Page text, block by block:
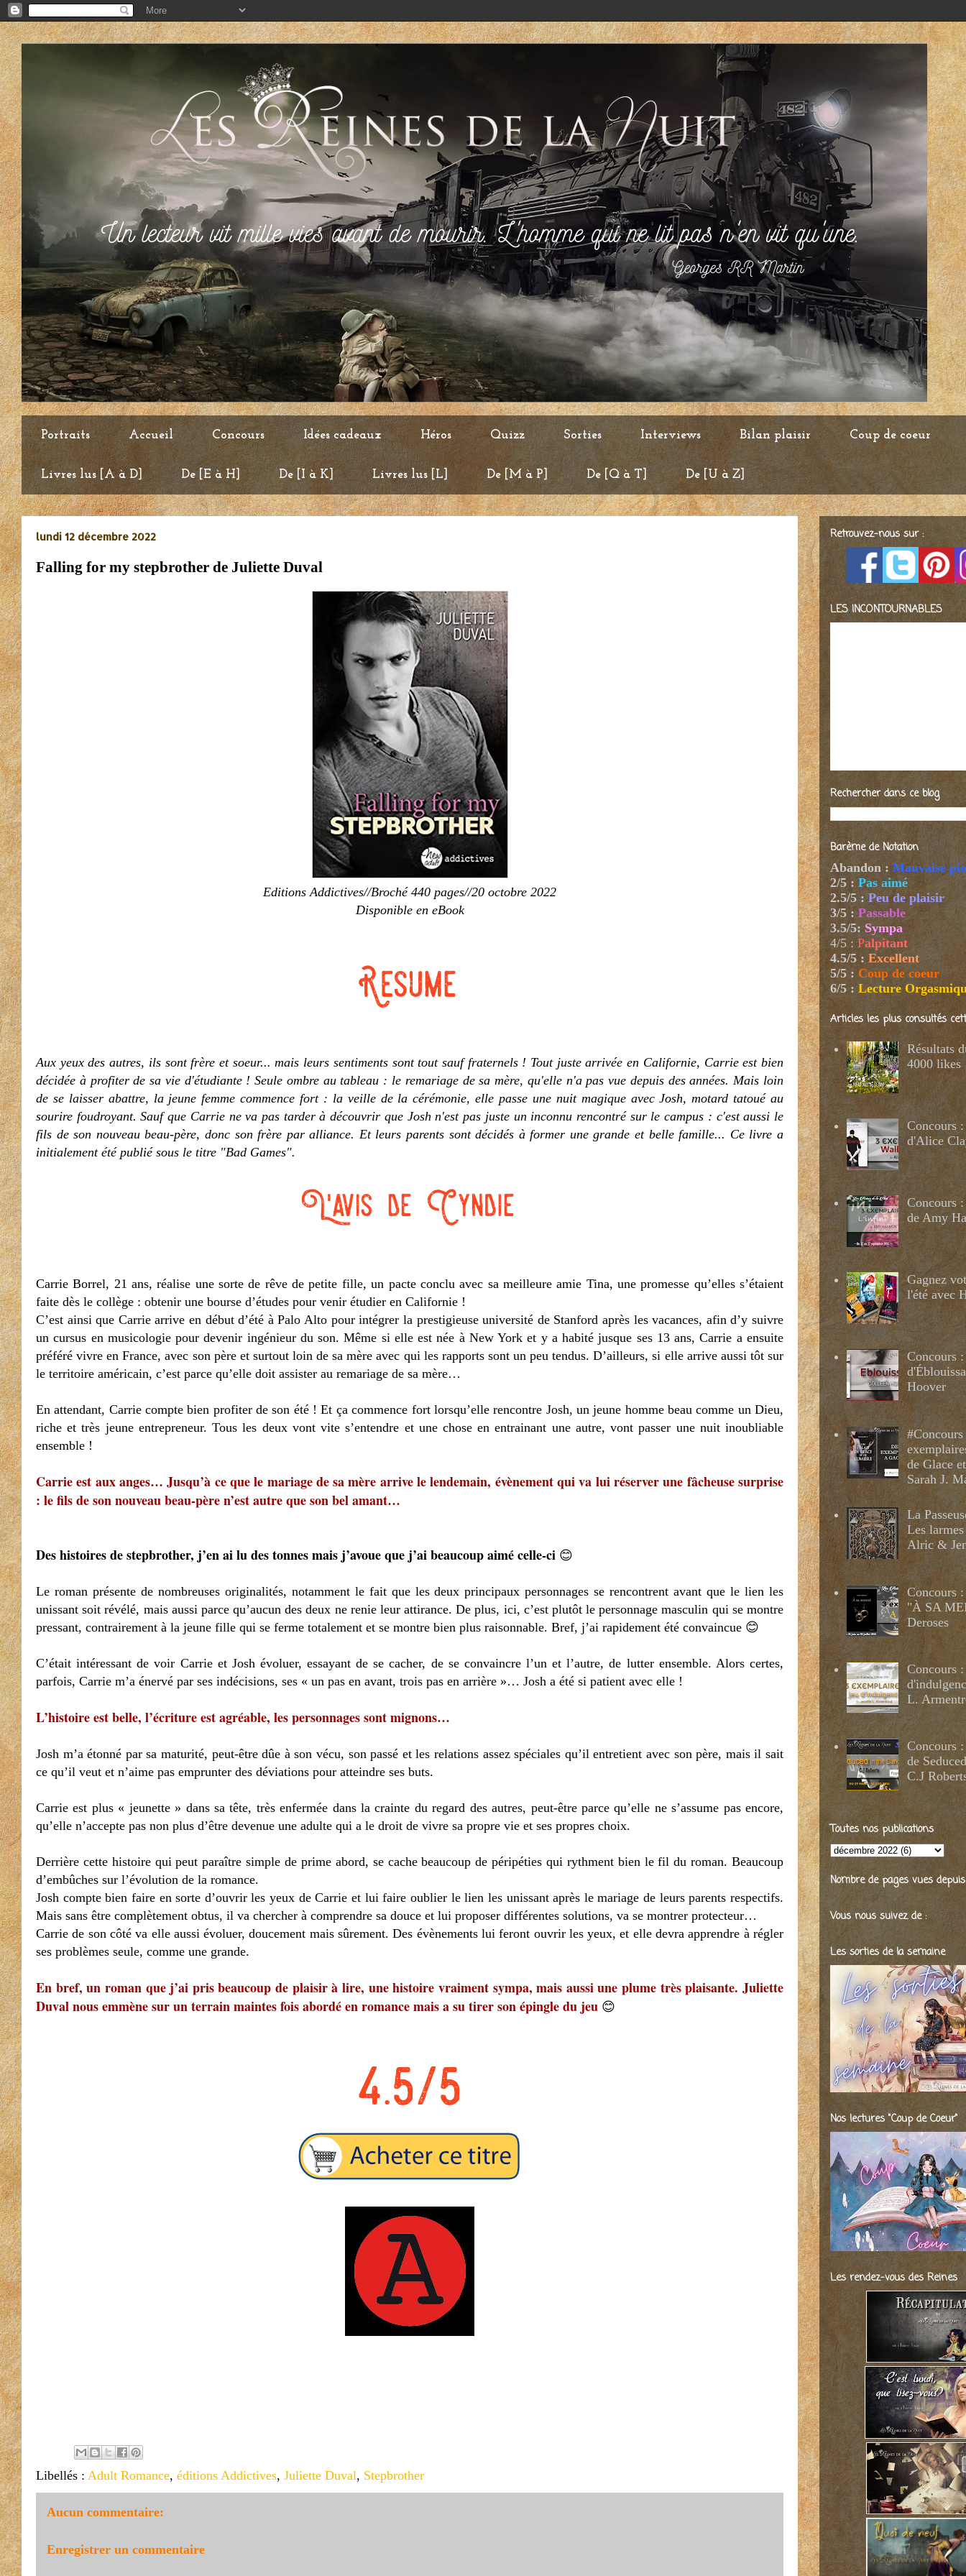
Portraits Accueil Concours Idées cadeaux Héros Quizz Sorties Interviews Bilan plaisir Coup de coeur
Livres lus [A à D] De [E à H] De [I à K] Livres lus [L] De [M à P] De [Q à T] De [U à Z]
lundi 12 décembre 2022
Falling for my stepbrother de Juliette Duval
Editions Addictives//Broché 440 pages//20 octobre 2022
Disponible en eBook
Aux yeux des autres, ils sont frère et soeur... mais leurs sentiments sont tout sauf fraternels ! Tout juste arrivée en Californie, Carrie est bien
décidée à profiter de sa vie d'étudiante ! Seule ombre au tableau : le remariage de sa mère, qu'elle n'a pas vue depuis des années. Mais loin
de se laisser abattre, la jeune femme commence fort : la veille de la cérémonie, elle passe une nuit magique avec Josh, motard tatoué au
sourire foudroyant. Sauf que Carrie ne va pas tarder à découvrir que Josh n'est pas juste un inconnu rencontré sur le campus : c'est aussi le
fils de son nouveau beau-père, donc son frère par alliance. Et leurs parents sont décidés à former une grande et belle famille... Ce livre a
initialement été publié sous le titre "Bad Games".
Carrie Borrel, 21 ans, réalise une sorte de rêve de petite fille, un pacte conclu avec sa meilleure amie Tina, une promesse qu’elles s’étaient
faite dès le collège : obtenir une bourse d’études pour venir étudier en Californie !
C’est ainsi que Carrie arrive en début d’été à Palo Alto pour intégrer la prestigieuse université de Stanford après les vacances, afin d’y suivre
un cursus en musicologie pour devenir ingénieur du son. Même si elle est née à New York et y a habité jusque ses 13 ans, Carrie a ensuite
préféré vivre en France, avec son père et surtout loin de sa mère avec qui les rapports sont un peu tendus. D’ailleurs, si elle arrive aussi tôt sur
le territoire américain, c’est parce qu’elle doit assister au remariage de sa mère…
En attendant, Carrie compte bien profiter de son été ! Et ça commence fort lorsqu’elle rencontre Josh, un jeune homme beau comme un Dieu,
riche et très jeune entrepreneur. Tous les deux vont vite s’entendre et une chose en entrainant une autre, vont passer une nuit inoubliable
ensemble !
Carrie est aux anges… Jusqu’à ce que le mariage de sa mère arrive le lendemain, évènement qui va lui réserver une fâcheuse surprise
: le fils de son nouveau beau-père n’est autre que son bel amant…
Des histoires de stepbrother, j’en ai lu des tonnes mais j’avoue que j’ai beaucoup aimé celle-ci 😊
Le roman présente de nombreuses originalités, notamment le fait que les deux principaux personnages se rencontrent avant que le lien les
unissant soit révélé, mais aussi parce qu’aucun des deux ne renie leur attirance. De plus, ici, c’est plutôt le personnage masculin qui se montre
pressant, contrairement à la jeune fille qui se ferme totalement et se montre bien plus raisonnable. Bref, j’ai rapidement été convaincue 😊
C’était intéressant de voir Carrie et Josh évoluer, essayant de se cacher, de se convaincre l’un et l’autre, de lutter ensemble. Alors certes,
parfois, Carrie m’a énervé par ses indécisions, ses « un pas en avant, trois pas en arrière »… Josh a été si patient avec elle !
L’histoire est belle, l’écriture est agréable, les personnages sont mignons…
Josh m’a étonné par sa maturité, peut-être dûe à son vécu, son passé et les relations assez spéciales qu’il entretient avec son père, mais il sait
ce qu’il veut et n’aime pas emprunter des déviations pour atteindre ses buts.
Carrie est plus « jeunette » dans sa tête, très enfermée dans la crainte du regard des autres, peut-être parce qu’elle ne s’assume pas encore,
qu’elle n’accepte pas non plus d’être devenue une adulte qui a le droit de vivre sa propre vie et ses propres choix.
Derrière cette histoire qui peut paraître simple de prime abord, se cache beaucoup de péripéties qui rythment bien le fil du roman. Beaucoup
d’embûches sur l’évolution de la romance.
Josh compte bien faire en sorte d’ouvrir les yeux de Carrie et lui faire oublier le lien les unissant après le mariage de leurs parents respectifs.
Mais sans être complètement obtus, il va chercher à comprendre sa douce et lui proposer différentes solutions, va se montrer protecteur…
Carrie de son côté va elle aussi évoluer, doucement mais sûrement. Des évènements lui feront ouvrir les yeux, et elle devra apprendre à régler
ses problèmes seule, comme une grande.
En bref, un roman que j’ai pris beaucoup de plaisir à lire, une histoire vraiment sympa, mais aussi une plume très plaisante. Juliette
Duval nous emmène sur un terrain maintes fois abordé en romance mais a su tirer son épingle du jeu 😊
Libellés : Adult Romance, éditions Addictives, Juliette Duval, Stepbrother
Aucun commentaire:
Enregistrer un commentaire
Retrouvez-nous sur :
LES INCONTOURNABLES
Rechercher dans ce blog
Barème de Notation
Abandon : Mauvaise
2/5 : Pas aimé
2.5/5 : Peu de plaisir
3/5 : Passable
3.5/5: Sympa
4/5 : Palpitant
4.5/5 : Excellent
5/5 : Coup de coeur
6/5: Lecture
Articles les plus consultés
Résultats
4000 likes
Concours
d'Alice
Concours
de Amy
Gagnez
l'été avec
Concours
Hoover
de Glace
Sarah J.
La
Les
Alric &
Concours
"À SA
Deroses
Concours :
L.
Concours
de
C.J
Toutes nos publications
Nombre de pages vues depuis
Vous nous suivez de :
Les sorties de la semaine
Nos lectures "Coup de Coeur"
Les rendez-vous des Reines